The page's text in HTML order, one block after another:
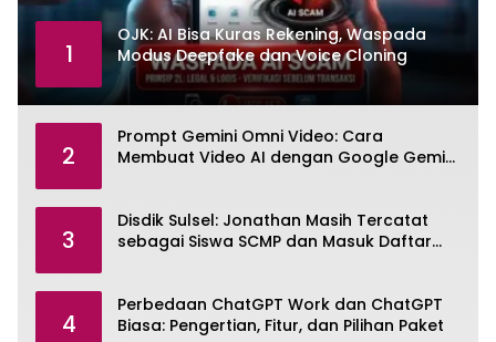
1
OJK: AI Bisa Kuras Rekening, Waspada
Modus Deepfake dan Voice Cloning
2
Prompt Gemini Omni Video: Cara
Membuat Video AI dengan Google Gemini
3
Disdik Sulsel: Jonathan Masih Tercatat
sebagai Siswa SCMP dan Masuk Daftar
4
Perbedaan ChatGPT Work dan ChatGPT
Biasa: Pengertian, Fitur, dan Pilihan Paket